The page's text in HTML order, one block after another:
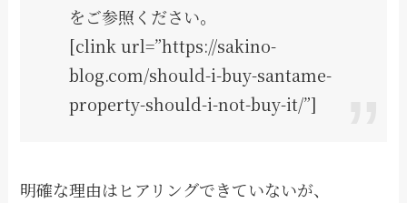
をご参照ください。
[clink url=”https://sakino-
blog.com/should-i-buy-santame-
property-should-i-not-buy-it/”]
明確な理由はヒアリングできていないが、